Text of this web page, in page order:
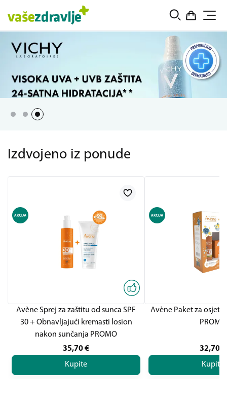
Izdvojeno iz ponude
Avène Sprej za zaštitu od sunca SPF
30 + Obnavljajući kremasti losion
nakon sunčanja PROMO
35,70€
Kupite
Avène Paket za
PROMO
32,70
Kupite